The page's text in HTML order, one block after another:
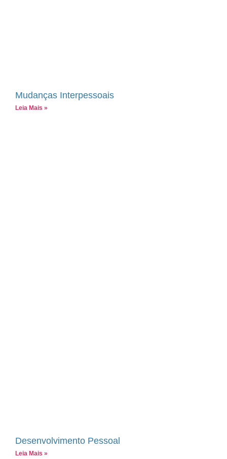
Mudanças Interpessoais
Leia Mais »
Desenvolvimento Pessoal
Leia Mais »